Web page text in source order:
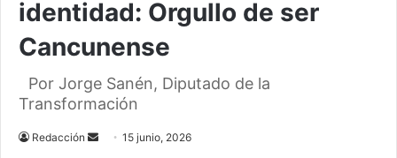
identidad: Orgullo de ser
Cancunense
Por Jorge Sanén, Diputado de la
Transformación
Redacción
Send15 junio, 2026